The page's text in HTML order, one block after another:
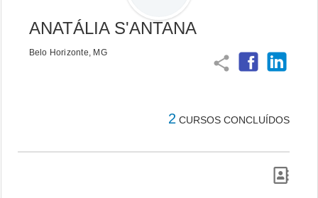
ANATÁLIA S'ANTANA
Belo Horizonte, MG
share
2 CURSOS CONCLUÍDOS